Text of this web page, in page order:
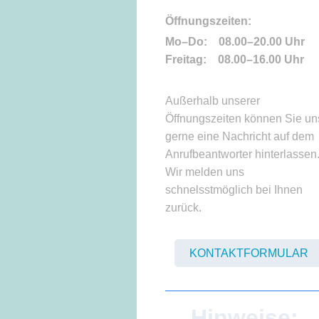
Öffnungszeiten:
Mo–Do: 08.00–20.00 Uhr
Freitag: 08.00–16.00 Uhr
Außerhalb unserer
Öffnungszeiten können Sie
gerne eine Nachricht auf dem
Anrufbeantworter hinterlassen.
Wir melden uns
schnelsstmöglich bei Ihnen
zurück.
KONTAKTFORMULAR